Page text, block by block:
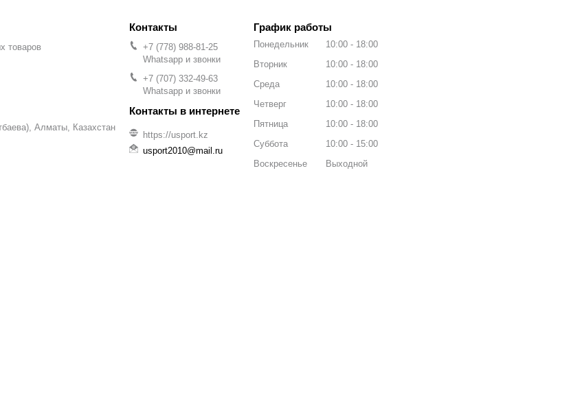
товаров
Алматы, Казахстан
+7 (778) 988-81-25
Whatsapp и звонки
+7 (707) 332-49-63
Whatsapp и звонки
https://usport.kz
usport2010@mail.ru
График работы
Понедельник 10:00
18:00
Вторник
10:00
18:00
Среда
10:00
18:00
Четверг
10:00
18:00
Пятница
10:00
18:00
Суббота
10:00
15:00
Воскресенье
Выходной